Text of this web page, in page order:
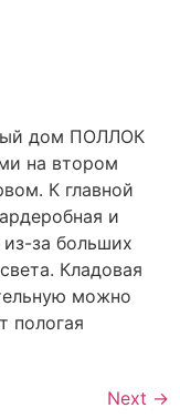
дом ПОЛЛОК
на втором
К главной
и
из-за больших
Кладовая
можно
пологая
Next →